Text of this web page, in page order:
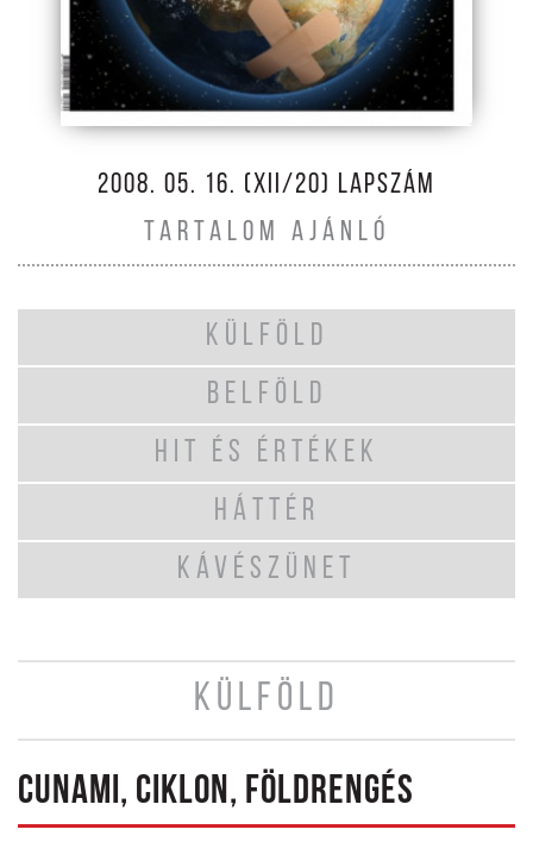
2008. 05. 16. (XII/20) LAPSZÁM
TARTALOM AJÁNLÓ
KÜLFÖLD
BELFÖLD
HIT ÉS ÉRTÉKEK
HÁTTÉR
KÁVÉSZÜNET
KÜLFÖLD
CUNAMI, CIKLON, FÖLDRENGÉS